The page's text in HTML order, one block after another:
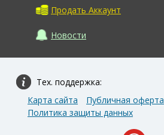
Продать Аккаунт
Новости
Тех. поддержка:
Карта сайта
Публичная оферта
Политика защиты данных